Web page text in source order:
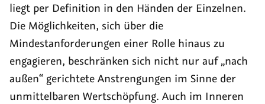
liegt per Definition in den Händen der Einzelnen.
Die Möglichkeiten, sich über die
Mindestanforderungen einer Rolle hinaus zu
engagieren, beschränken sich nicht nur auf „nach
außen“ gerichtete Anstrengungen im Sinne der
unmittelbaren Wertschöpfung. Auch im Inneren